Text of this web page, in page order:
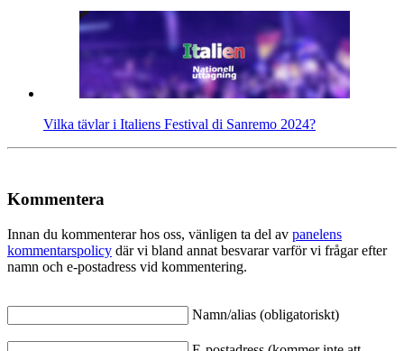
Vilka tävlar i Italiens Festival di Sanremo 2024?
Kommentera
Innan du kommenterar hos oss, vänligen ta del av panelens
kommentarspolicy där vi bland annat besvarar varför vi frågar efter
namn och e-postadress vid kommentering.
Namn/alias (obligatoriskt)